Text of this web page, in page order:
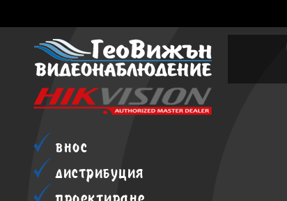
внос
дистрибуция